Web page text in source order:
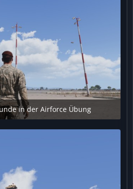
in der Airforce Übung
2024 um 17:52